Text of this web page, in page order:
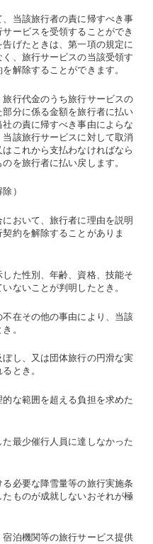
当該旅行者の責に帰すべき事
ービスを受領することができ
げたときは、第一項の規定に
、旅行サービスの当該受領す
解除することができます。
行代金のうち旅行サービスの
分に係る金額を旅行者に払い
の責に帰すべき事由によらな
該旅行サービスに対して取消
これから支払わなければなら
を旅行者に払い戻します。
）
おいて、旅行者に理由を説明
約を解除することがありま
た性別、年齢、資格、技能そ
ないことが判明したとき。
在その他の事由により、当該
。
し、又は団体旅行の円滑な実
とき。
な範囲を超える負担を求めた
最少催行人員に達しなかった
必要な降雪量等の旅行実施条
ものが成就しないおそれが極
泊機関等の旅行サービス提供